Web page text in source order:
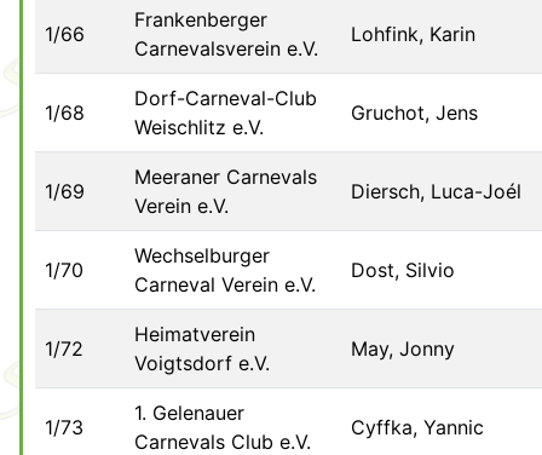
1/66
Frankenberger
Carnevalsverein e.V.
Lohfink, Karin
1/68
Dorf-Carneval-Club
Weischlitz e.V.
Gruchot, Jens
1/69
Meeraner Carnevals
Verein e.V.
Diersch, Luca-Joél
1/70
Wechselburger
Carneval Verein e.V.
Dost, Silvio
1/72
Heimatverein
Voigtsdorf e.V.
May, Jonny
1/73
1. Gelenauer
Carnevals Club e.V.
Cyffka, Yannic